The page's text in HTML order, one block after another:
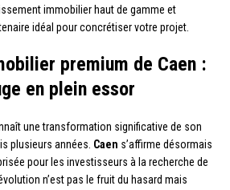
immobilier haut de gamme et
idéal pour concrétiser votre projet.
premium de Caen :
en plein essor
une transformation significative de son
plusieurs années. Caen s’affirme désormais
pour les investisseurs à la recherche de
n’est pas le fruit du hasard mais